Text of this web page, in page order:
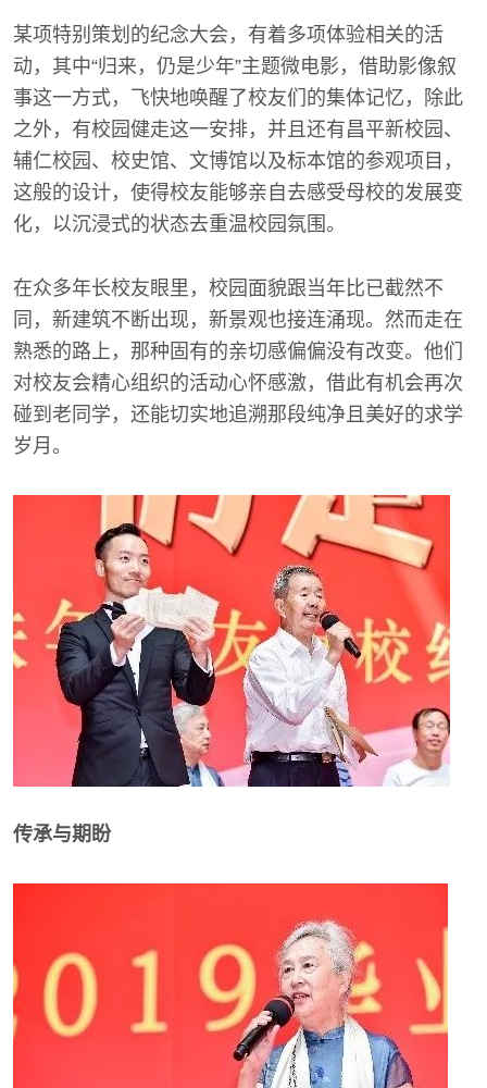
某项特别策划的纪念大会，有着多项体验相关的活
动，其中“归来，仍是少年”主题微电影，借助影像叙
事这一方式，飞快地唤醒了校友们的集体记忆，除此
之外，有校园健走这一安排，并且还有昌平新校园、
辅仁校园、校史馆、文博馆以及标本馆的参观项目，
这般的设计，使得校友能够亲自去感受母校的发展变
化，以沉浸式的状态去重温校园氛围。
在众多年长校友眼里，校园面貌跟当年比已截然不
同，新建筑不断出现，新景观也接连涌现。然而走在
熟悉的路上，那种固有的亲切感偏偏没有改变。他们
对校友会精心组织的活动心怀感激，借此有机会再次
碰到老同学，还能切实地追溯那段纯净且美好的求学
岁月。
传承与期盼